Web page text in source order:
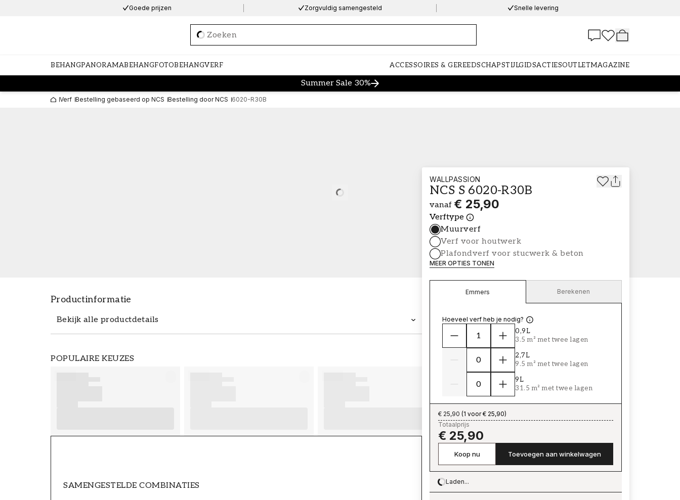
Goede prijzen Zorgvuldig samengesteld Snelle levering
Loading…
BEHANGPANORAMABEHANGFOTOBEHANGVERF ACCESSOIRES & GEREEDSCHAPSTIJLGIDSACTIESOUTLETMAGAZINE
Summer Sale 30%
Verf Bestelling gebaseerd op NCS Bestelling door NCS 6020-R30B
Productinformatie
Bekijk alle productdetails
POPULAIRE KEUZES
SAMENGESTELDE COMBINATIES
WALLPASSION
NCS S 6020-R30B
vanaf € 25,90
Verftype
Muurverf
Verf voor houtwerk
Plafondverf voor stucwerk & beton
MEER OPTIES TONEN
Emmers Berekenen
Hoeveel verf heb je nodig?
0,9L
3.5 m² met twee lagen
2,7L
9.5 m² met twee lagen
9L
31.5 m² met twee lagen
€ 25,90 (1 voor € 25,90)
Totaalprijs
€ 25,90
Koop nu Toevoegen aan winkelwagen
Loading…
Laden...